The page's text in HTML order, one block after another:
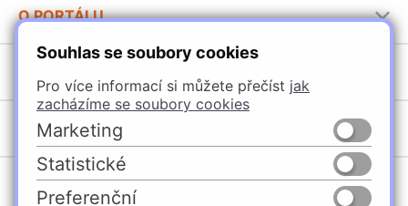
Souhlas se soubory cookies
Pro více informací si můžete přečíst jak
zacházíme se soubory cookies
Marketing
Statistické
Preferenční
Stavební katalog Häfele
Brožury Häfele
O PORTÁLU
Provozovatel portálu
Jak používat portál
Úchytky
Nábytkové kování
Vybavení kuchyní
Osvětlení a elektro
POBOČKY
Špačince
Žilina